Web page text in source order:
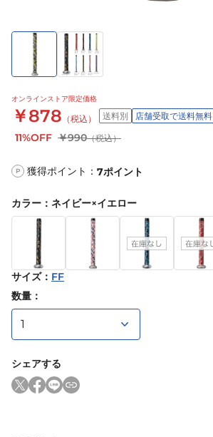
オンラインストア限定価格
￥878 （税込） 送料別 店舗受取で送料無料
11%OFF ￥990（税込）
P 獲得ポイント： 7ポイント
カラー ： ネイビー×イエロー
サイズ： FF
数量：
シェアする